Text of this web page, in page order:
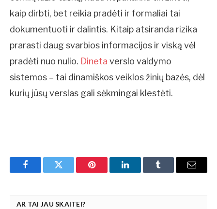
kaip dirbti, bet reikia pradėti ir formaliai tai
dokumentuoti ir dalintis. Kitaip atsiranda rizika
prarasti daug svarbios informacijos ir viską vėl
pradėti nuo nulio. Dineta verslo valdymo
sistemos – tai dinamiškos veiklos žinių bazės, dėl
kurių jūsų verslas gali sėkmingai klestėti.
FacebookTwitter Pinterest LinkedInTumblr Email
AR TAI JAU SKAITEI?